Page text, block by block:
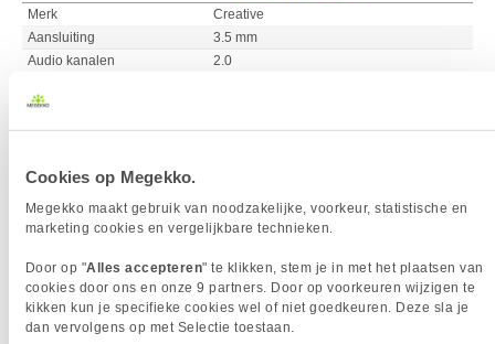
Cookies op Megekko.
Megekko maakt gebruik van noodzakelijke, voorkeur, statistische en
marketing cookies en vergelijkbare technieken.
Door op "Alles accepteren" te klikken, stem je in met het plaatsen van
cookies door ons en onze 9 partners. Door op voorkeuren wijzigen te
kikken kun je specifieke cookies wel of niet goedkeuren. Deze sla je
dan vervolgens op met Selectie toestaan.
Merk
Creative
Aansluiting
3.5 mm
Audio kanalen
2.0
Frequentiebereik
Aantal speakers
2
Afmetingen speakers
Creative Labs Stage Air V2 Zwart 17x